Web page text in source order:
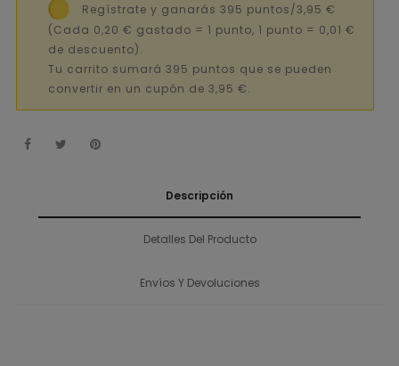
Regístrate y ganarás 395 puntos/3,95 €
(Cada 0,20 € gastado = 1 punto, 1 punto = 0,01 €
de descuento).
Tu carrito sumará 395 puntos que se pueden
convertir en un cupón de 3,95 €.
Descripción
Detalles Del Producto
Envíos Y Devoluciones